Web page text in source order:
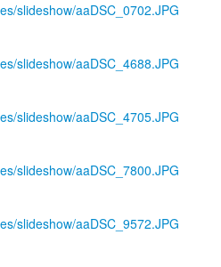
slideshow/aaDSC_0702.JPG
slideshow/aaDSC_4688.JPG
slideshow/aaDSC_4705.JPG
slideshow/aaDSC_7800.JPG
slideshow/aaDSC_9572.JPG